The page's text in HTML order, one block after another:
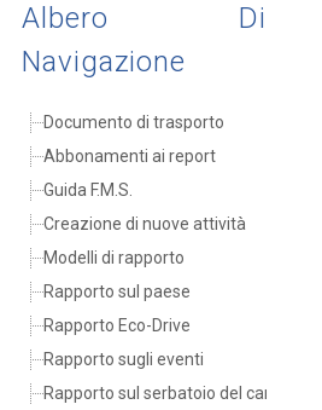
Albero Di
Navigazione
Documento di trasporto
Abbonamenti ai report
Guida F.M.S.
Creazione di nuove attività
Modelli di rapporto
Rapporto sul paese
Rapporto Eco-Drive
Rapporto sugli eventi
Rapporto sul serbatoio del carburante